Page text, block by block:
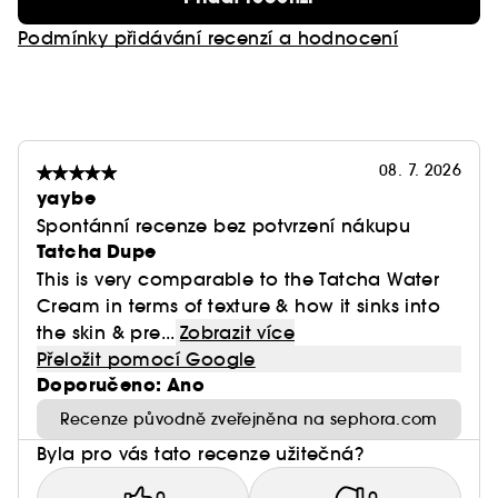
Podmínky přidávání recenzí a hodnocení
08. 7. 2026
yaybe
Spontánní recenze bez potvrzení nákupu
Tatcha Dupe
This is very comparable to the Tatcha Water
Cream in terms of texture & how it sinks into
the skin & pre... Zobrazit více
Přeložit pomocí Google
Doporučeno: Ano
Recenze původně zveřejněna na sephora.com
Byla pro vás tato recenze užitečná?